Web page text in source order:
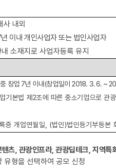
사 내외
년 이내 개인사업자 또는 법인사업자
소재지로 사업자등록 유지
창업 7년 이내(창업일이 2018. 3. 6. ~
기본법 제2조에 따른 중소기업으로 관
증 개업연월일 , (법인)법인등기부등본
츠, 관광인프라,관광딥테크,지역특
유형을 선택하여 공모 신청